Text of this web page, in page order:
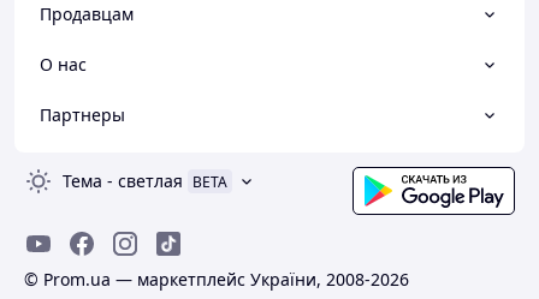
Продавцам
О нас
Партнеры
Тема - светлая BETA
© Prom.ua — маркетплейс України, 2008-2026